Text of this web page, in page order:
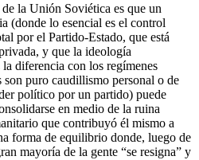
la Unión Soviética es que un
(donde lo esencial es el control
por el Partido-Estado, que está
y que la ideología
diferencia con los regímenes
son puro caudillismo personal o de
político por un partido) puede
en medio de la ruina
que contribuyó él mismo a
forma de equilibrio donde, luego de
mayoría de la gente “se resigna” y